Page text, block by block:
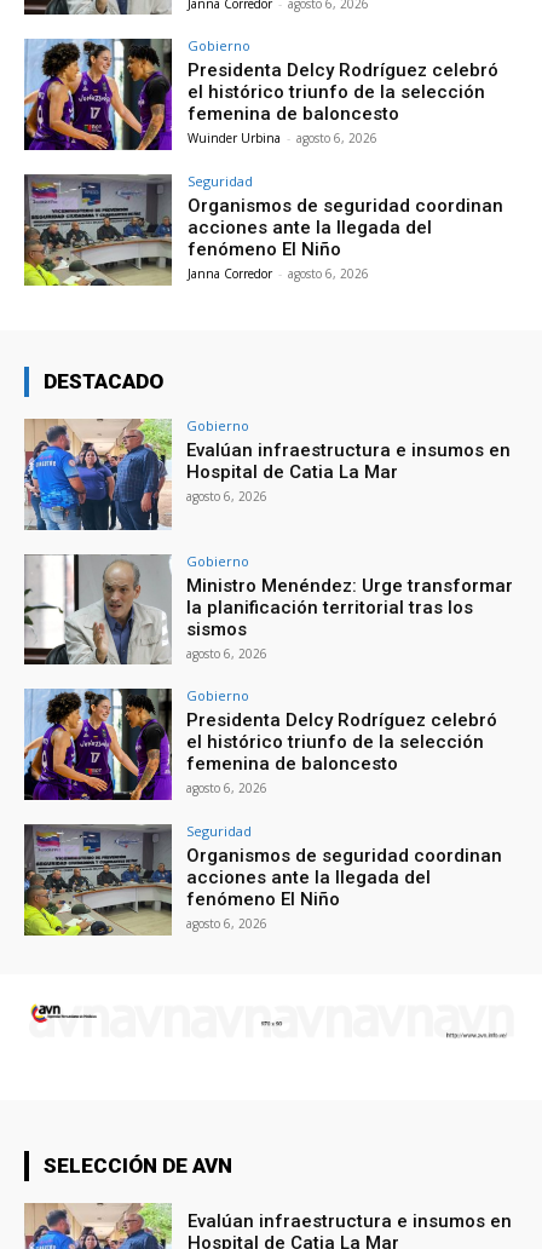
Gobierno
Presidenta Delcy Rodríguez celebró
el histórico triunfo de la selección
femenina de baloncesto
Wuinder Urbina - agosto 6, 2026
Seguridad
Organismos de seguridad coordinan
acciones ante la llegada del
fenómeno El Niño
Janna Corredor - agosto 6, 2026
DESTACADO
Gobierno
Evalúan infraestructura e insumos en
Hospital de Catia La Mar
agosto 6, 2026
Gobierno
Ministro Menéndez: Urge transformar
la planificación territorial tras los
sismos
agosto 6, 2026
Gobierno
Presidenta Delcy Rodríguez celebró
el histórico triunfo de la selección
femenina de baloncesto
agosto 6, 2026
Seguridad
Organismos de seguridad coordinan
acciones ante la llegada del
fenómeno El Niño
agosto 6, 2026
SELECCIÓN DE AVN
Evalúan infraestructura e insumos en
Hospital de Catia La Mar